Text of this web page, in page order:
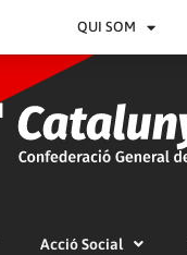
QUI SOM
Acció Social